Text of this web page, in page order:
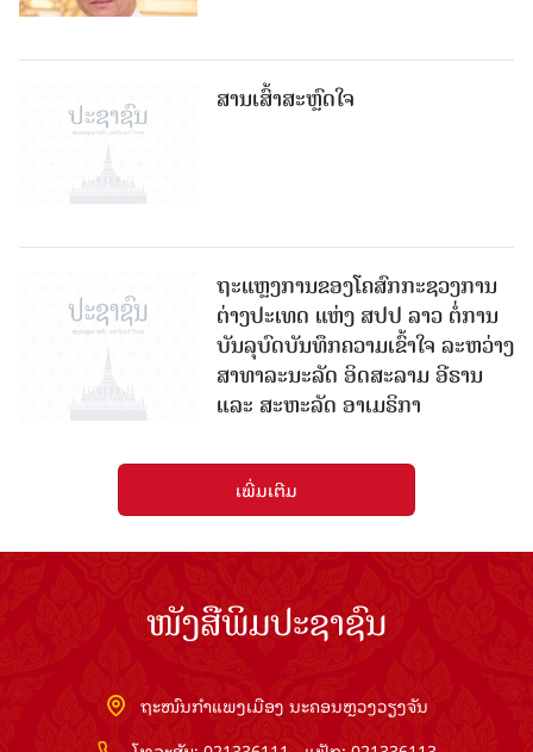
ສານເສົ້າສະຫຼົດໃຈ
ຖະແຫຼງການຂອງໂຄສົກກະຊວງການ
ຕ່າງປະເທດ ແຫ່ງ ສປປ ລາວ ຕໍ່ການ
ບັນລຸບົດບັນທຶກຄວາມເຂົ້າໃຈ ລະຫວ່າງ
ສາທາລະນະລັດ ອິດສະລາມ ອີຣານ
ແລະ ສະຫະລັດ ອາເມຣິກາ
ເພີ່ມເຕີມ
ໜັງສືພິມປະຊາຊົນ
ຖະໜົນກຳແພງເມືອງ ນະຄອນຫຼວງວຽງຈັນ